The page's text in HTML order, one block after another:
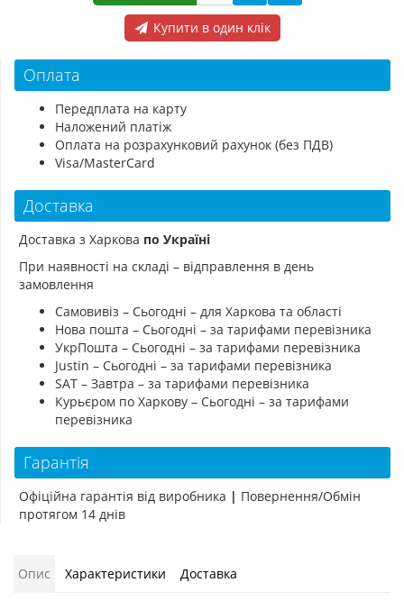
Купити в один клік
Оплата
Передплата на карту
Наложений платіж
Оплата на розрахунковий рахунок (без ПДВ)
Visa/MasterCard
Доставка
Доставка з Харкова по Україні
При наявності на складі – відправлення в день
замовлення
Самовивіз – Сьогодні – для Харкова та області
Нова пошта – Сьогодні – за тарифами перевізника
УкрПошта – Сьогодні – за тарифами перевізника
Justin – Сьогодні – за тарифами перевізника
SAT – Завтра – за тарифами перевізника
Курьєром по Харкову – Сьогодні – за тарифами
перевізника
Гарантія
Офіційна гарантія від виробника | Повернення/Обмін
протягом 14 днів
Опис Характеристики Доставка